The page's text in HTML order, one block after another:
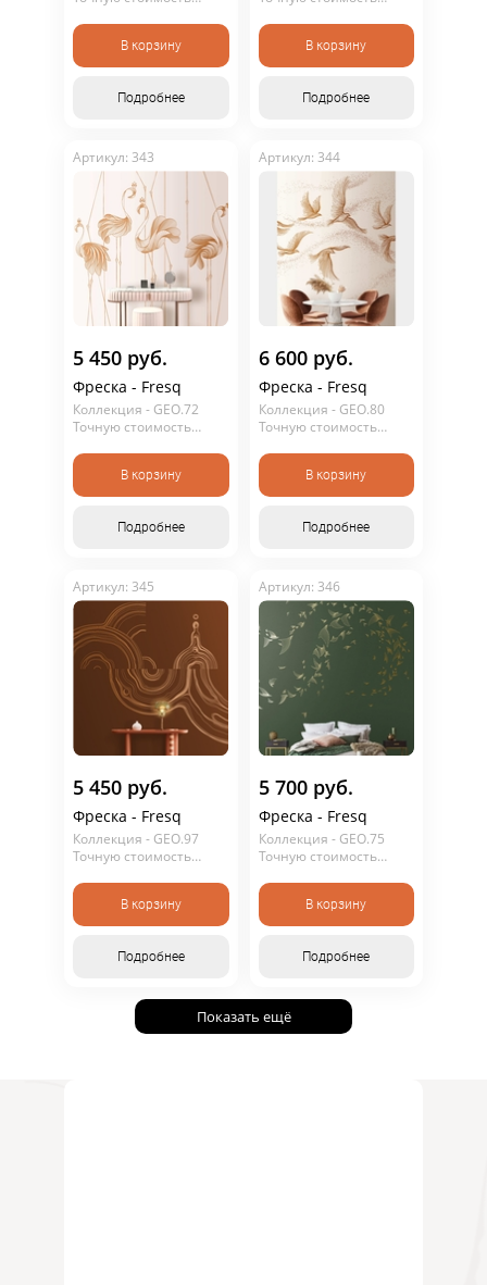
консультанта. Не
является публичной
офертой.
В корзину
Подробнее
консультанта. Не
является публичной
офертой.
В корзину
Подробнее
Артикул: 343
5 450 руб.
Фреска - Fresq
Коллекция - GEO.72
Точную стоимость
консультанта. Не
является публичной
офертой.
В корзину
Подробнее
Артикул: 344
6 600 руб.
Фреска - Fresq
Коллекция - GEO.80
Точную стоимость
консультанта. Не
является публичной
офертой.
В корзину
Подробнее
Артикул: 345
5 450 руб.
Фреска - Fresq
Коллекция - GEO.97
Точную стоимость
консультанта. Не
является публичной
офертой.
В корзину
Подробнее
Артикул: 346
5 700 руб.
Фреска - Fresq
Коллекция - GEO.75
Точную стоимость
консультанта. Не
является публичной
офертой.
В корзину
Подробнее
Показать ещё